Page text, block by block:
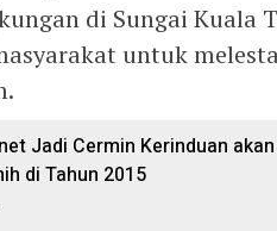
di Sungai Kuala
untuk
Jadi Cermin Kerinduan
di Tahun 2015